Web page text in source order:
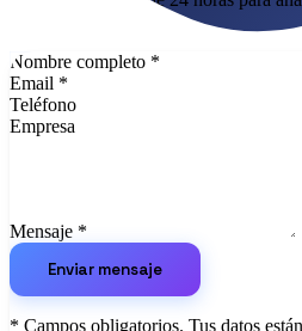
Idioma
🇪🇸 ES
Nombre completo *
Email *
Teléfono
Empresa
Mensaje *
Enviar mensaje
* Campos obligatorios. Tus datos